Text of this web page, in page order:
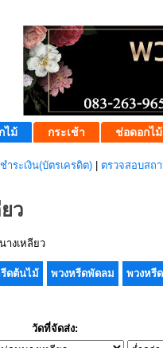
ไม้ กระเช้า ช่อดอกไม้
ชำระเงิน(บัตรเครดิต) ตรวจสอบสถ
ว
างเหลียว
ดต้นไม้ พวงหรีดพัดลม พวงหรี
วัดที่จัดส่ง: